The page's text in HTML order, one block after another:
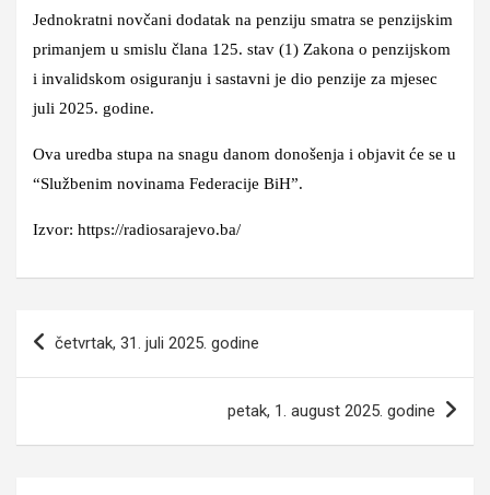
Jednokratni novčani dodatak na penziju smatra se penzijskim
primanjem u smislu člana 125. stav (1) Zakona o penzijskom
i invalidskom osiguranju i sastavni je dio penzije za mjesec
juli 2025. godine.
Ova uredba stupa na snagu danom donošenja i objavit će se u
“Službenim novinama Federacije BiH”.
Izvor: https://radiosarajevo.ba/
četvrtak, 31. juli 2025. godine
petak, 1. august 2025. godine